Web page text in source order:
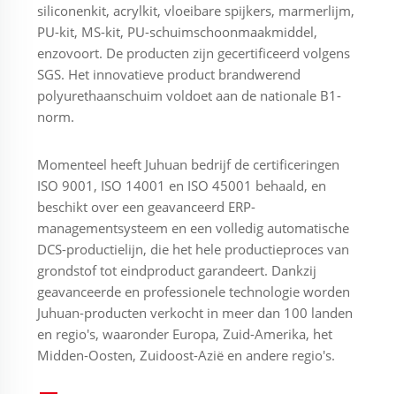
siliconenkit, acrylkit, vloeibare spijkers, marmerlijm,
PU-kit, MS-kit, PU-schuimschoonmaakmiddel,
enzovoort. De producten zijn gecertificeerd volgens
SGS. Het innovatieve product brandwerend
polyurethaanschuim voldoet aan de nationale B1-
norm.
Momenteel heeft Juhuan bedrijf de certificeringen
ISO 9001, ISO 14001 en ISO 45001 behaald, en
beschikt over een geavanceerd ERP-
managementsysteem en een volledig automatische
DCS-productielijn, die het hele productieproces van
grondstof tot eindproduct garandeert. Dankzij
geavanceerde en professionele technologie worden
Juhuan-producten verkocht in meer dan 100 landen
en regio's, waaronder Europa, Zuid-Amerika, het
Midden-Oosten, Zuidoost-Azië en andere regio's.